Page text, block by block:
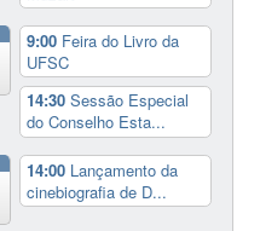
9:00 Feira do Livro da
UFSC
14:30Sessão Especial
do Conselho Esta...
14:00 Lançamento da
cinebiografia de D...